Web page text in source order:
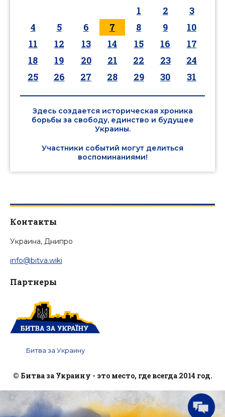
1 2
3
4
5 6 7 8 9
10
11
12 13 14 15 16
17
18
19 20 21 22 23
24
25
26 27 28 29 30 31
Здесь создается историческая хроника
борьбы за свободу, единство и будущее
Украины.
Участники событий могут делиться
воспоминаниями!
Контакты
Украина, Днипро
info@bitva.wiki
Партнеры
Битва за Украину
© Битва за Украину - это место, где всегда 2014 год.